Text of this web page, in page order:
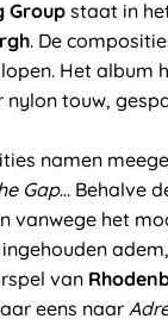
Group staat in
. De
Het album
nylon touw,
namen
Gap… Behalve
vanwege het
van
eens naar